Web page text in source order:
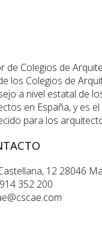
los Colegios de
a nivel estatal de
en España, y es
para los
12 28046
914 352 200